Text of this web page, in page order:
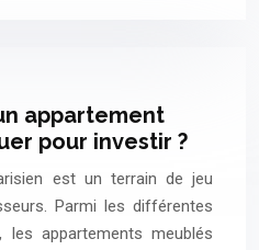
appartement
pour investir ?
est un terrain de jeu
Parmi les différentes
les appartements meublés